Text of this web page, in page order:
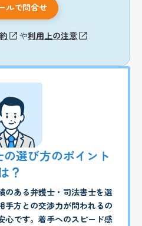
ルで問合せ
や利用上の注意
選び方のポイント
は？
のある弁護士・司法書士を選
手方との交渉力が問われるの
心です。着手へのスピード感